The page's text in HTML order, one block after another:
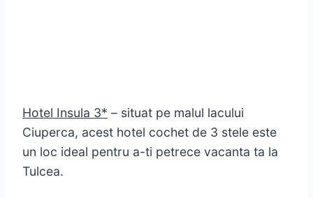
Hotel Insula 3* – situat pe malul lacului
Ciuperca, acest hotel cochet de 3 stele este
un loc ideal pentru a-ti petrece vacanta ta la
Tulcea.